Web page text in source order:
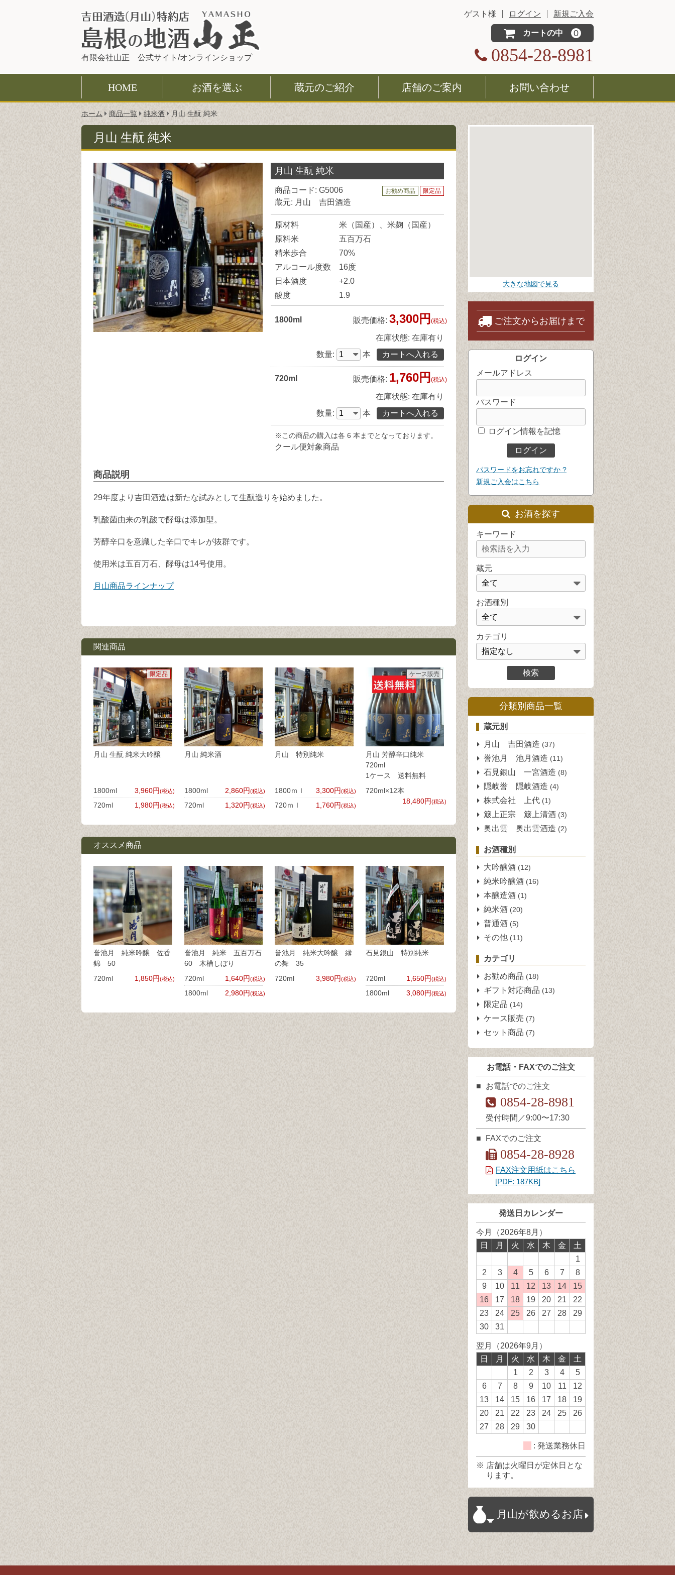
有限会社山正 公式サイト/オンラインショップ
ゲスト様 ログイン 新規ご入会
カートの中 0
0854-28-8981
HOME お酒を選ぶ 蔵元のご紹介 店舗のご案内 お問い合わせ
こ
の
ホーム 商品一覧 純米酒 月山 生酛 純米
月山 生酛 純米
月山 生酛 純米
商品コード: G5006
蔵元: 月山 吉田酒造
お勧め商品 限定品
原材料
米（国産）、米麹（国産）
原料米
五百万石
精米歩合
70%
アルコール度数
16度
日本酒度
+2.0
酸度
1.9
1800ml 販売価格: 3,300円 (税込)
在庫状態: 在庫有り
数量:
本
720ml 販売価格: 1,760円 (税込)
在庫状態: 在庫有り
数量:
本
※この商品の購入は各 6 本までとなっております。
クール便対象商品
商品説明
29年度より吉田酒造は新たな試みとして生酛造りを始めました。
乳酸菌由来の乳酸で酵母は添加型。
芳醇辛口を意識した辛口でキレが抜群です。
使用米は五百万石、酵母は14号使用。
月山商品ラインナップ
関連商品
月山 生酛 純米大吟醸
限定品
1800ml 3,960円(税込)
720ml 1,980円(税込)
月山 純米酒
1800ml 2,860円(税込)
720ml 1,320円(税込)
月山 特別純米
1800ｍｌ 3,300円(税込)
720ｍｌ 1,760円(税込)
月山 芳醇辛口純米
720ml
1ケース 送料無料
ケース販売
720ml×12本
18,480円(税込)
オススメ商品
誉池月 純米吟醸 佐香
錦 50
720ml
1,850円(税込)
誉池月 純米 五百万石
60 木槽しぼり
720ml
1,640円(税込)
1800ml 2,980円(税込)
誉池月 純米大吟醸 縁
の舞 35
720ml
3,980円(税込)
石見銀山 特別純米
720ml 1,650円(税込)
1800ml 3,080円(税込)
大きな地図で見る
ご注文からお届けまで
ログイン
メールアドレス
パスワード
ログイン情報を記憶
パスワードをお忘れですか ?
新規ご入会はこちら
お酒を探す
キーワード
蔵元
お酒種別
カテゴリ
分類別商品一覧
蔵元別
月山 吉田酒造 (37)
誉池月 池月酒造 (11)
石見銀山 一宮酒造 (8)
隠岐誉 隠岐酒造 (4)
株式会社 上代 (1)
簸上正宗 簸上清酒 (3)
奥出雲 奥出雲酒造 (2)
お酒種別
大吟醸酒 (12)
純米吟醸酒 (16)
本醸造酒 (1)
純米酒 (20)
普通酒 (5)
その他 (11)
カテゴリ
お勧め商品 (18)
ギフト対応商品 (13)
限定品 (14)
ケース販売 (7)
セット商品 (7)
お電話・FAXでのご注文
お電話でのご注文
0854-28-8981
受付時間／9:00〜17:30
FAXでのご注文
0854-28-8928
FAX注文用紙はこちら
[PDF: 187KB]
発送日カレンダー
今月（2026年8月）
日
月 火 水 木 金
土
1
2
3 4発
送
業
務
休
日
5 6 7
8
9
10 11 発
送
業
務
休
日
12 発
送
業
務
休
日
13 発
送
業
務
休
14 発
送
業
務
休
15
務
休
16 発
送
業
務
休
日
17 18 発
送
務
休
日
19 20 21
22
23
24 25 発
務
休
26 27 28
29
30
31
翌月（2026年9月）
日
月 火 水 木 金
土
1
2 3 4
5
6
7 8 9 10 11
12
13
14 15 16 17 18
19
20
21 22 23 24 25
26
27
28 29 30
: 発送業務休日
※ 店舗は火曜日が定休日とな
ります。
月山が飲めるお店